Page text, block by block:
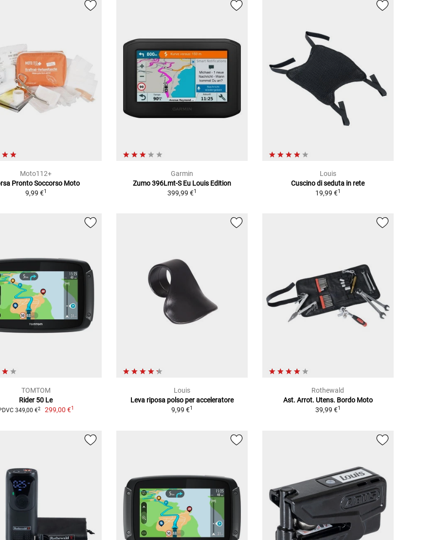
Moto112+
Pronto Soccorso Moto
9,99 €1
Garmin
Zumo 396Lmt-S Eu Louis Edition
399,99 €1
Louis
Cuscino di seduta in rete
19,99 €1
TOMTOM
Rider 50 Le
349,00 €2 299,00 €1
Louis
Leva riposa polso per acceleratore
9,99 €1
Rothewald
Ast. Arrot. Utens. Bordo Moto
39,99 €1